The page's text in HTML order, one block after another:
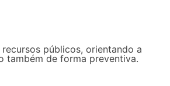
públicos, orientando a
também de forma preventiva.